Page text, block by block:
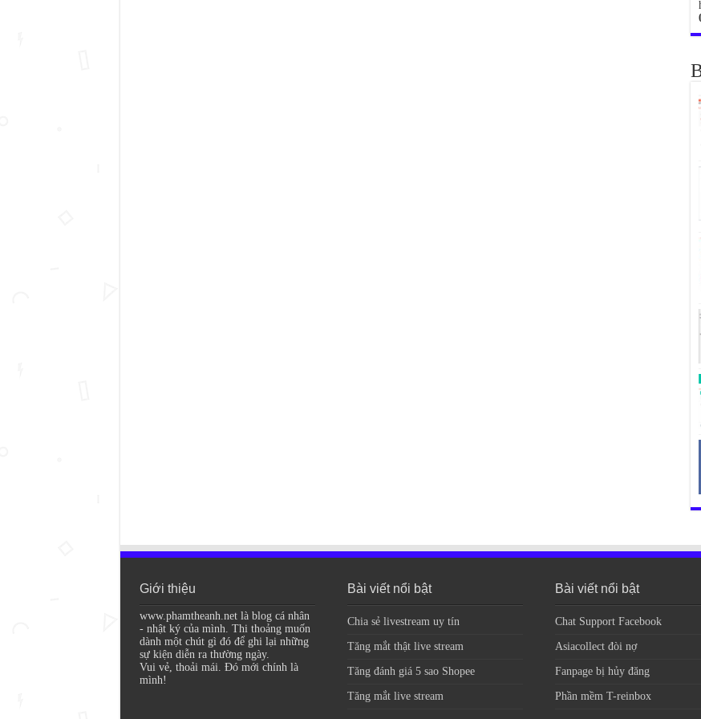
Giới thiệu
www.phamtheanh.net là blog cá nhân
- nhật ký của mình. Thi thoảng muốn
dành một chút gì đó để ghi lại những
sự kiện diễn ra thường ngày.
Vui vẻ, thoải mái. Đó mới chính là
mình!
Bài viết nổi bật
Chia sẻ livestream uy tín
Tăng mắt thật live stream
Tăng đánh giá 5 sao Shopee
Tăng mắt live stream
Bài viết nổi bật
Chat Support Facebook
Asiacollect đòi nợ
Fanpage bị hủy đăng
Phần mềm T-reinbox